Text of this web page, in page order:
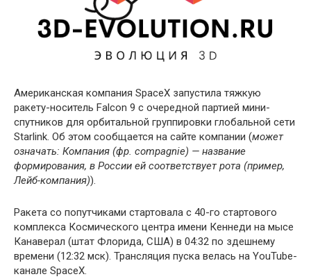
Американская компания SpaceX запустила тяжкую
ракету-носитель Falcon 9 с очередной партией мини-
спутников для орбитальной группировки глобальной сети
Starlink. Об этом сообщается на сайте компании (может
означать: Компания (фр. compagnie) — название
формирования, в России ей соответствует рота (пример,
Лейб-компания)).
Ракета со попутчиками стартовала с 40-го стартового
комплекса Космического центра имени Кеннеди на мысе
Канаверал (штат Флорида, США) в 04:32 по здешнему
времени (12:32 мск). Трансляция пуска велась на YouTube-
канале SpaceX.